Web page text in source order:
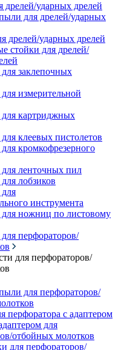
дрелей/ударных дрелей
для дрелей/ударных
дрелей/ударных дрелей
стойки для дрелей/
заклепочных
измерительной
картриджных
клеевых пистолетов
кромкофрезерного
ленточных пил
лобзиков
инструмента
ножниц по листовому
перфораторов/
для перфораторов/
для перфораторов/
перфоратора с адаптером
для
отбойных молотков
для перфораторов/